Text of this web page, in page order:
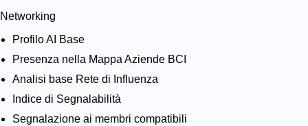
Networking
Profilo AI Base
Presenza nella Mappa Aziende BCI
Analisi base Rete di Influenza
Indice di Segnalabilità
Segnalazione ai membri compatibili